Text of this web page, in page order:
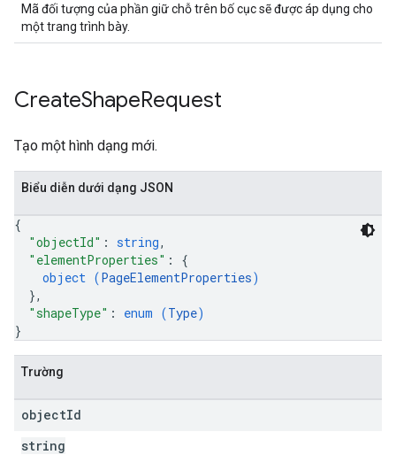
Mã đối tượng của phần giữ chỗ trên bố cục sẽ được áp dụng cho
một trang trình bày.
CreateShapeRequest
Tạo một hình dạng mới.
Biểu diễn dưới dạng JSON
{
"objectId" : string,
"elementProperties" : {
object (PageElementProperties)
},
"shapeType" : enum (Type)
}
Trường
objectId
string